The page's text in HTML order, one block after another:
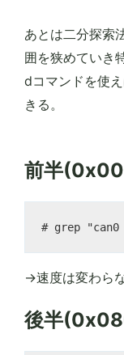
あとは二分探索
囲を狭めていき
dコマンドを使
きる。
前半
→速度は変わら
後半